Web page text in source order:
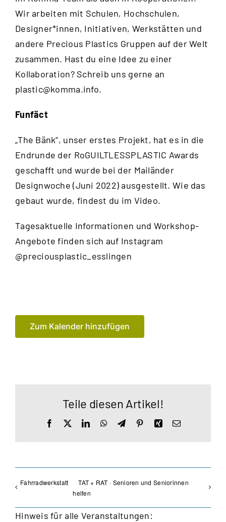
Wir arbeiten mit Schulen, Hochschulen,
Designer*innen, Initiativen, Werkstätten und
andere Precious Plastics Gruppen auf der Welt
zusammen. Hast du eine Idee zu einer
Kollaboration? Schreib uns gerne an
plastic@komma.info.
Funfäct
„The Bänk“, unser erstes Projekt, hat es in die
Endrunde der RoGUILTLESSPLASTIC Awards
geschafft und wurde bei der Mailänder
Designwoche (Juni 2022) ausgestellt. Wie das
gebaut wurde, findest du im Video.
Tagesaktuelle Informationen und Workshop-
Angebote finden sich auf Instagram
@preciousplastic_esslingen
Zum Kalender hinzufügen
Teile diesen Artikel!
Facebook LinkedInWhatsApp
TelegramPinterestXingE-
Fahrradwerkstatt
TAT + RAT · Senioren und Seniorinnen
helfen
Hinweis für alle Veranstaltungen: